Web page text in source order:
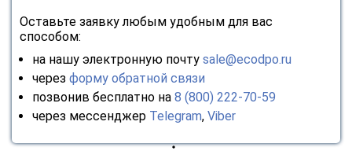
Оставьте заявку любым удобным для вас
способом:
на нашу электронную почту sale@ecodpo.ru
через форму обратной связи
позвонив бесплатно на 8 (800) 222-70-59
через мессенджер Telegram, Viber